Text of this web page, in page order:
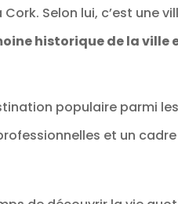
Selon lui, c’est une
historique de la ville
populaire parmi
et un